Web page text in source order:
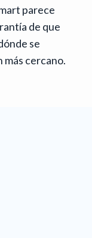
parece
de que
se
cercano.